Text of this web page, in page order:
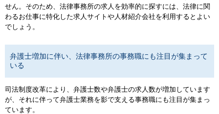
せん。そのため、法律事務所の求人を効率的に探すには、法律に関
わるお仕事に特化した求人サイトや人材紹介会社を利用するとよい
でしょう。
弁護士増加に伴い、法律事務所の事務職にも注目が集まって
いる
司法制度改革により、弁護士数や弁護士の求人数が増加しています
が、それに伴って弁護士業務を影で支える事務職にも注目が集まっ
ています。